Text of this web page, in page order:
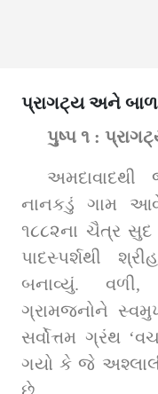
પ્રાગટ્ય અને
પુષ્પ ૧ :
નાનકડું ગામ
૧૮૮૨ના ચૈત્ર સુદ
પાદસ્પર્શથી
બનાવ્યું. વળી,
ગ્રામજનોને
સર્વોત્તમ ગ્રંથ
ગયો કે જે